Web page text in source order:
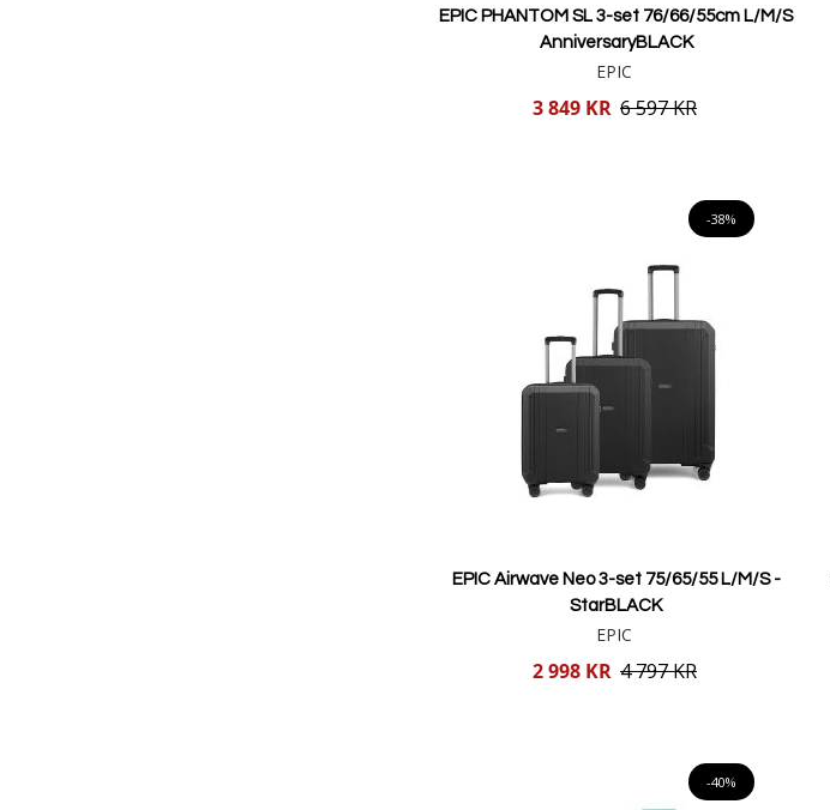
EPIC PHANTOM SL 3-set 76/66/55cm L/M/S
AnniversaryBLACK
EPIC
3 849 KR 6 597 KR
-38%
EPIC Airwave Neo 3-set 75/65/55 L/M/S -
StarBLACK
EPIC
2 998 KR 4 797 KR
-40%